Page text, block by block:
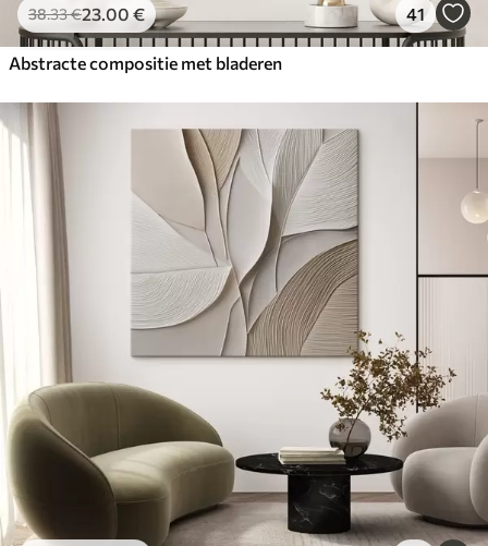
38.33€23.00 € 41
Abstracte compositie met bladeren